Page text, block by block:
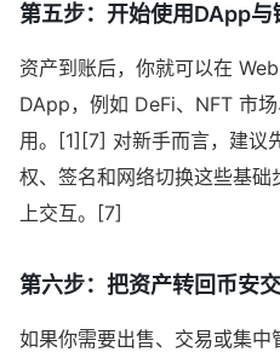
第五步：开始使用DApp与
资产到账后，你就可以在
DApp，例如 DeFi、NFT 市
用。[1][7] 对新手而言，建议
权、签名和网络切换这些基
上交互。[7]
第六步：把资产转回币安
如果你需要出售、交易或集